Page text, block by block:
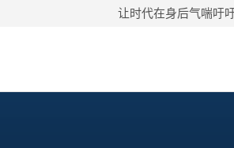
让时代在身后气喘吁